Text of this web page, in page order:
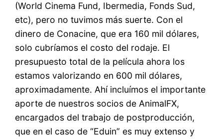
(World Cinema Fund, Ibermedia, Fonds Sud,
etc), pero no tuvimos más suerte. Con el
dinero de Conacine, que era 160 mil dólares,
solo cubríamos el costo del rodaje. El
presupuesto total de la película ahora los
estamos valorizando en 600 mil dólares,
aproximadamente. Ahí incluímos el importante
aporte de nuestros socios de AnimalFX,
encargados del trabajo de postproducción,
que en el caso de “Eduin” es muy extenso y